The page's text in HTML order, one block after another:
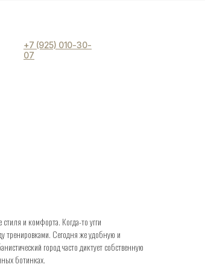
+7 (925) 010-30-
07
и комфорта. Когда-то угги
тренировками. Сегодня же удобную и
город часто диктует собственную
ботинках.